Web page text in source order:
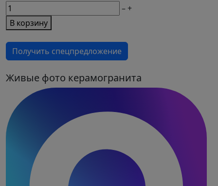
М2
товара
Керамогранит
Onyx
Sea
Blue
полированный
– +
В корзину
Получить спецпредложение
Живые фото керамогранита